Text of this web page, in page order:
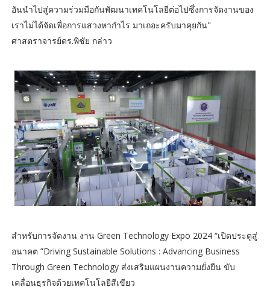
อันนำไปสู่ความร่วมมือกันพัฒนาเทคโนโลยีต่อไปซึ่งการจัดงานของ
เราไม่ได้จัดเพื่อการแสวงหากำไร มาเถอะครับมาคุยกัน"
ศาสตราจารย์ดร.พิชัย กล่าว
สำหรับการจัดงาน งาน Green Technology Expo 2024 “เปิดประตูสู่
อนาคต ”Driving Sustainable Solutions : Advancing Business
Through Green Technology ส่งเสริมแผนงานความยั่งยืน ขับ
เคลื่อนธุรกิจด้วยเทคโนโลยีสีเขียว